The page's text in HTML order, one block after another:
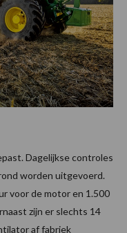
Dagelijkse controles
worden uitgevoerd.
voor de motor en 1.500
zijn er slechts 14
af fabriek